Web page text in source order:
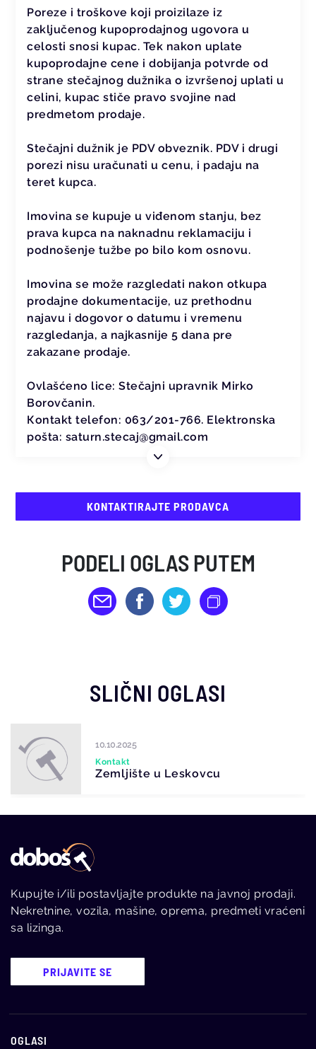
Poreze i troškove koji proizilaze iz
zaključenog kupoprodajnog ugovora u
celosti snosi kupac. Tek nakon uplate
kupoprodajne cene i dobijanja potvrde od
strane stečajnog dužnika o izvršenoj uplati u
celini, kupac stiče pravo svojine nad
predmetom prodaje.
Stečajni dužnik je PDV obveznik. PDV i drugi
porezi nisu uračunati u cenu, i padaju na
teret kupca.
Imovina se kupuje u viđenom stanju, bez
prava kupca na naknadnu reklamaciju i
podnošenje tužbe po bilo kom osnovu.
Imovina se može razgledati nakon otkupa
prodajne dokumentacije, uz prethodnu
najavu i dogovor o datumu i vremenu
razgledanja, a najkasnije 5 dana pre
zakazane prodaje.
Ovlašćeno lice: Stečajni upravnik Mirko
Borovčanin.
Кontakt telefon: 063/201-766. Elektronska
pošta: saturn.stecaj@gmail.com
KONTAKTIRAJTE PRODAVCA
PODELI OGLAS PUTEM
SLIČNI OGLASI
10.10.2025
Kontakt
Zemljište u Leskovcu
Kupujte i/ili postavljajte produkte na javnoj prodaji.
Nekretnine, vozila, mašine, oprema, predmeti vraćeni
sa lizinga.
PRIJAVITE SE
OGLASI